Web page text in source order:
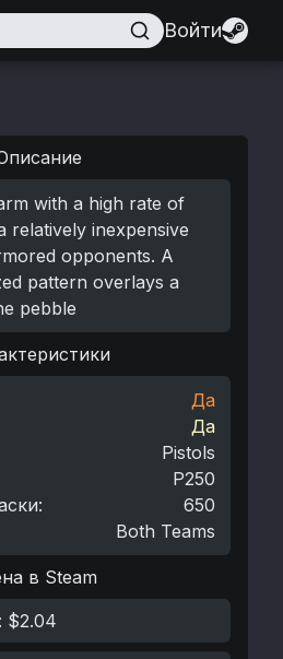
Войти
with a high rate of
relatively inexpensive
opponents. A
pattern overlays a
pebble
Да
Да
Pistols
P250
:
650
Both Teams
в Steam
: $2.04